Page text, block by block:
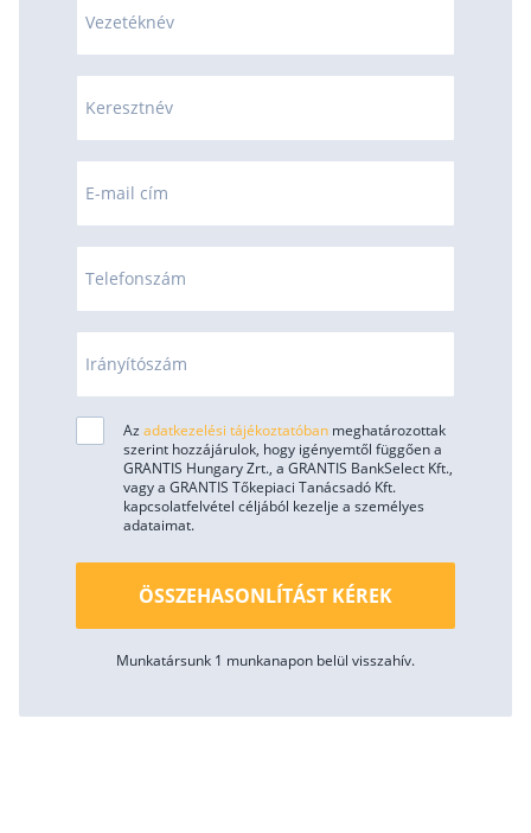
Vezetéknév
Keresztnév
E-mail cím
Telefonszám
Irányítószám
Az adatkezelési tájékoztatóban meghatározottak
szerint hozzájárulok, hogy igényemtől függően a
GRANTIS Hungary Zrt., a GRANTIS BankSelect Kft.,
vagy a GRANTIS Tőkepiaci Tanácsadó Kft.
kapcsolatfelvétel céljából kezelje a személyes
adataimat.
ÖSSZEHASONLÍTÁST KÉREK
Munkatársunk 1 munkanapon belül visszahív.